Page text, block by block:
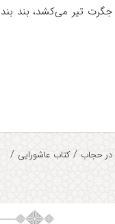
تیر می‌کشد، بند بند
در حجاب /کتاب عاشورایی /